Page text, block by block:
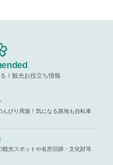
！観光お役立ち情報
んびり周遊！気になる路地も自転車
観光スポットや名所旧跡・文化財等